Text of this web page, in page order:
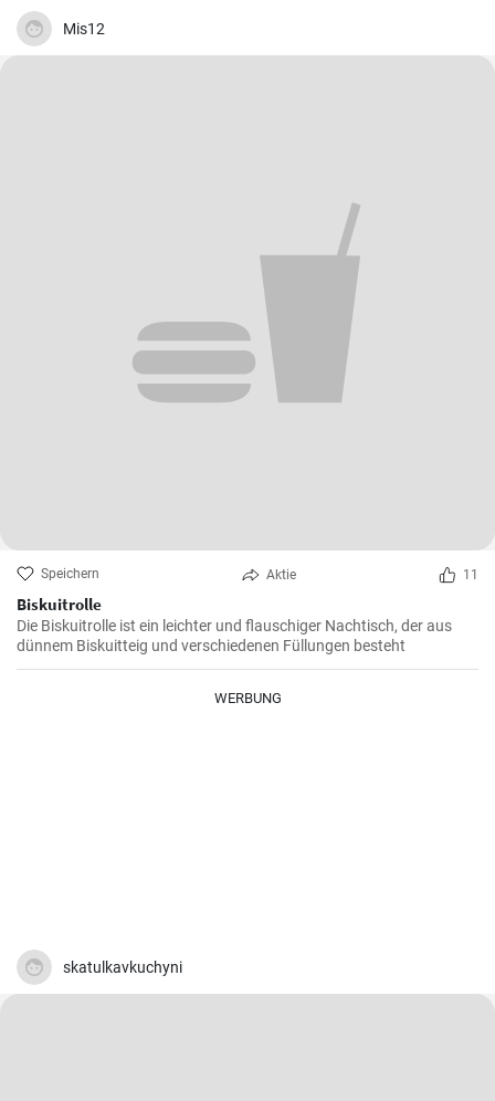
Mis12
Speichern Aktie 11
Biskuitrolle
Die Biskuitrolle ist ein leichter und flauschiger Nachtisch, der aus
dünnem Biskuitteig und verschiedenen Füllungen besteht
WERBUNG
skatulkavkuchyni